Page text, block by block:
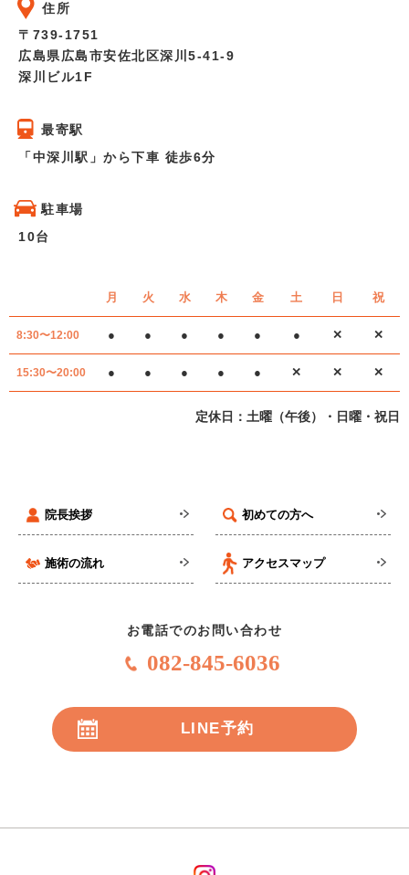
院長挨拶 初めての方へ
施術の流れ アクセスマップ
住所
〒739-1751
広島県広島市安佐北区深川5-41-9
深川ビル1F
最寄駅
「中深川駅」から下車 徒歩6分
駐車場
10台
月 火 水 木 金 土 日 祝
8:30〜12:00 ● ● ● ● ● ● ✕ ✕
15:30〜20:00 ● ● ● ● ● ✕ ✕ ✕
定休日：土曜（午後）・日曜・祝日
お電話でのお問い合わせ
082-845-6036
LINE予約